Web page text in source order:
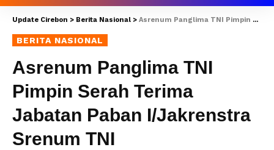
Update Cirebon > Berita Nasional > Asrenum Panglima TNI Pimpin Serah Terima Jabatan Paban I/Jakrenstra Srenum TNI
BERITA NASIONAL
Asrenum Panglima TNI
Pimpin Serah Terima
Jabatan Paban I/Jakrenstra
Srenum TNI